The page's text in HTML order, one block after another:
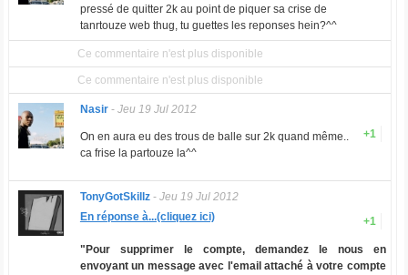
pressé de quitter 2k au point de piquer sa crise de
tanrtouze web thug, tu guettes les reponses hein?^^
Ce commentaire n'est plus disponible
Ce commentaire n'est plus disponible
Nasir- Jeu 19 Jul 2012
+1
On en aura eu des trous de balle sur 2k quand même..
ca frise la partouze la^^
TonyGotSkillz- Jeu 19 Jul 2012
+1
En réponse à...(cliquez ici)
"Pour supprimer le compte, demandez le nous en
envoyant un message avec l'email attaché à votre compte